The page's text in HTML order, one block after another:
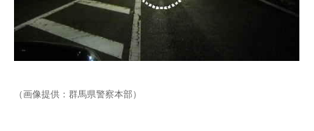
（画像提供：群馬県警察本部）